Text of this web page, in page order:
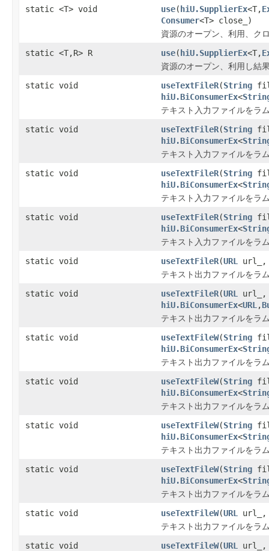
static <T> void use(hiU.SupplierEx<T,
Consumer<T> close_)
資源のオープン、利用、ク
static <T,R> R
use(hiU.SupplierEx<T,
資源のオープン、利用し結
static void
useTextFileR(String
hiU.BiConsumerEx<
テキスト入力ファイルをラ
static void
useTextFileR(String
hiU.BiConsumerEx<
テキスト入力ファイルをラ
static void
useTextFileR(String
hiU.BiConsumerEx<
テキスト入力ファイルをラ
static void
useTextFileR(String
hiU.BiConsumerEx<
テキスト入力ファイルをラ
static void
useTextFileR(URL
テキスト出力ファイルをラ
static void
useTextFileR(URL
hiU.BiConsumerEx<URL ,
テキスト出力ファイルをラ
static void
useTextFileW(String
hiU.BiConsumerEx<
テキスト出力ファイルをラ
static void
useTextFileW(String
hiU.BiConsumerEx<
テキスト出力ファイルをラ
static void
useTextFileW(String
hiU.BiConsumerEx<
テキスト出力ファイルをラ
static void
useTextFileW(String
hiU.BiConsumerEx<
テキスト出力ファイルをラ
static void
useTextFileW(URL
テキスト出力ファイルをラ
static void
useTextFileW(URL